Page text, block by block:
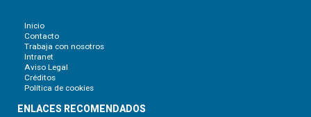
Inicio
Contacto
Trabaja con nosotros
Intranet
Aviso Legal
Créditos
Política de cookies
ENLACES RECOMENDADOS